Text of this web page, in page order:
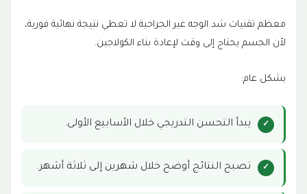
معظم تقنيات شد الوجه غير الجراحية لا تعطي نتيجة نهائية فورية،
لأن الجسم يحتاج إلى وقت لإعادة بناء الكولاجين.
بشكل عام:
يبدأ التحسن التدريجي خلال الأسابيع الأولى.
تصبح النتائج أوضح خلال شهرين إلى ثلاثة أشهر.